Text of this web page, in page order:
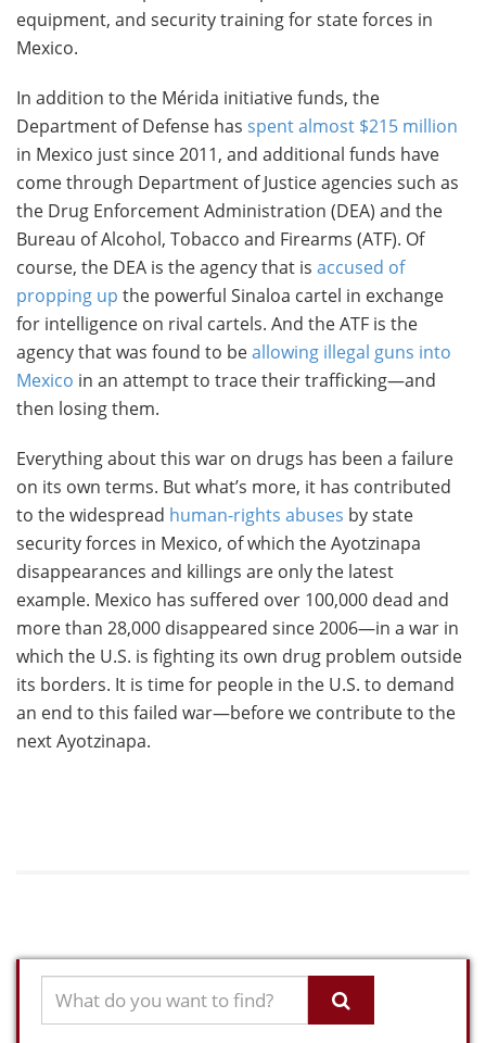
equipment, and security training for state forces in
Mexico.
In addition to the Mérida initiative funds, the
Department of Defense has spent almost $215 million
in Mexico just since 2011, and additional funds have
come through Department of Justice agencies such as
the Drug Enforcement Administration (DEA) and the
Bureau of Alcohol, Tobacco and Firearms (ATF). Of
course, the DEA is the agency that is accused of
propping up the powerful Sinaloa cartel in exchange
for intelligence on rival cartels. And the ATF is the
agency that was found to beallowing illegal guns into
Mexico in an attempt to trace their trafficking—and
then losing them.
Everything about this war on drugs has been a failure
on its own terms. But what’s more, it has contributed
to the widespread human-rights abuses by state
security forces in Mexico, of which the Ayotzinapa
disappearances and killings are only the latest
example. Mexico has suffered over 100,000 dead and
more than 28,000 disappeared since 2006—in a war in
which the U.S. is fighting its own drug problem outside
its borders. It is time for people in the U.S. to demand
an end to this failed war—before we contribute to the
next Ayotzinapa.